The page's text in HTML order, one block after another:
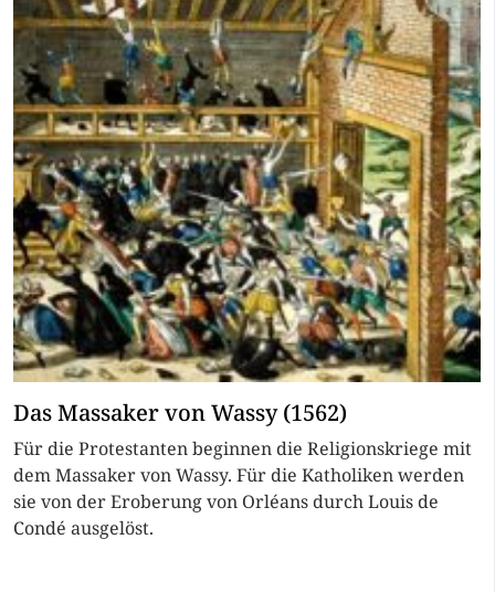
Das Massaker von Wassy (1562)
Für die Protestanten beginnen die Religionskriege mit
dem Massaker von Wassy. Für die Katholiken werden
sie von der Eroberung von Orléans durch Louis de
Condé ausgelöst.